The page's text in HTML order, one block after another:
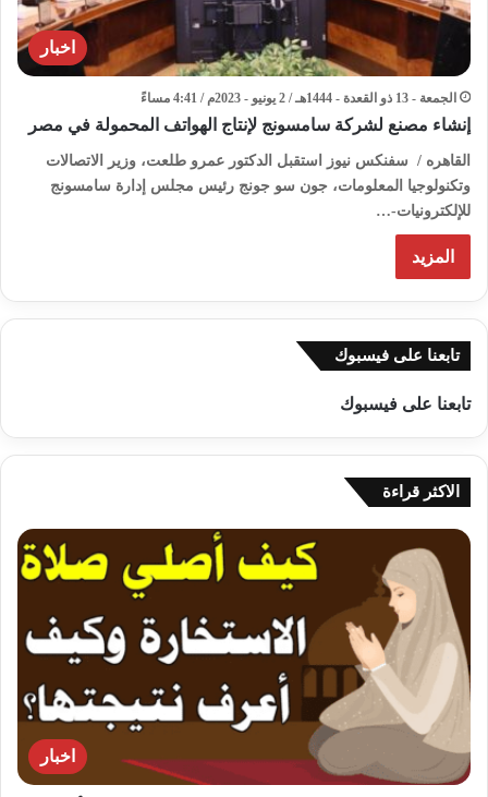
اخبار
الجمعة - 13 ذو القعدة - 1444هـ / 2 يونيو - 2023م / 4:41 مساءً
إنشاء مصنع لشركة سامسونج لإنتاج الهواتف المحمولة في مصر
القاهره / سفنكس نيوز استقبل الدكتور عمرو طلعت، وزير الاتصالات
وتكنولوجيا المعلومات، جون سو جونج رئيس مجلس إدارة سامسونج
للإلكترونيات-…
المزيد
تابعنا على فيسبوك
تابعنا على فيسبوك
الاكثر قراءة
اخبار